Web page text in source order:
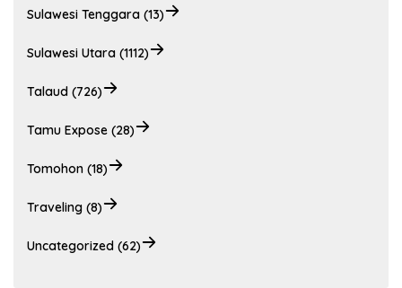
Sulawesi Tenggara (13)
Sulawesi Utara (1112)
Talaud (726)
Tamu Expose (28)
Tomohon (18)
Traveling (8)
Uncategorized (62)